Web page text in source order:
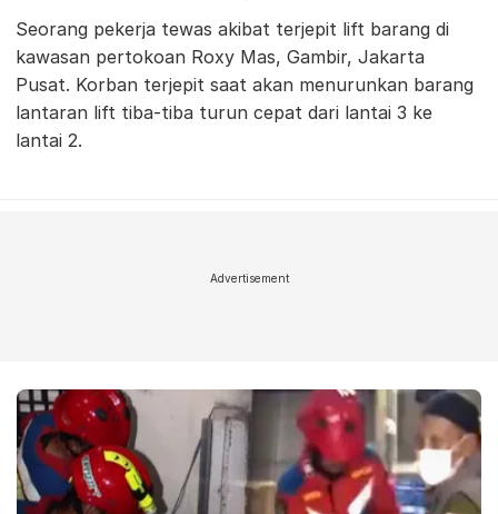
Seorang pekerja tewas akibat terjepit lift barang di
kawasan pertokoan Roxy Mas, Gambir, Jakarta
Pusat. Korban terjepit saat akan menurunkan barang
lantaran lift tiba-tiba turun cepat dari lantai 3 ke
lantai 2.
Advertisement